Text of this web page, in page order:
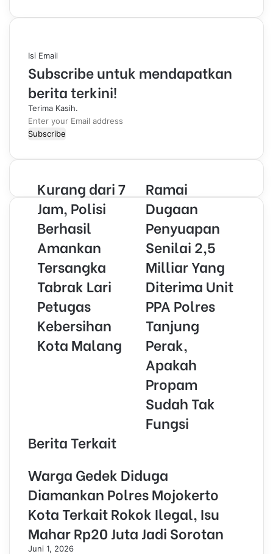
Isi Email
Subscribe untuk mendapatkan
berita terkini!
Terima Kasih.
E
n
e
o Kurang dari 7
Jam, Polisi
Berhasil
Amankan
Tersangka
Tabrak Lari
Petugas
Kebersihan
Kota Malang
Ramai
Dugaan
Penyuapan
Senilai 2,5
Milliar Yang
Diterima Unit
PPA Polres
Tanjung
Perak,
Apakah
Propam
Sudah Tak
Fungsi
Berita Terkait
Warga Gedek Diduga
Diamankan Polres Mojokerto
Kota Terkait Rokok Ilegal, Isu
Mahar Rp20 Juta Jadi Sorotan
Juni 1, 2026